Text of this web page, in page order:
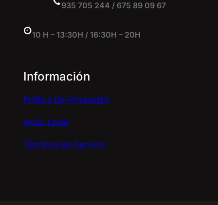
935 705 244 / 675 89 09 67
10 H – 13:30H / 16:30H – 20H
Información
Política De Privacidad
Aviso Legal
Términos de Servicio